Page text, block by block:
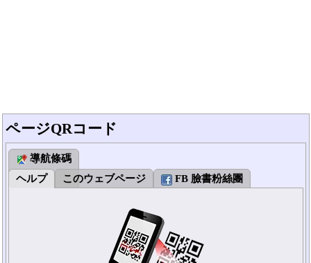
ページQRコード
ヘルプ このウェブページ FB 臉書粉絲團
導航條碼